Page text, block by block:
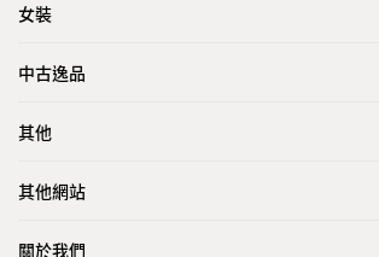
女裝
中古逸品
其他
其他網站
關於我們